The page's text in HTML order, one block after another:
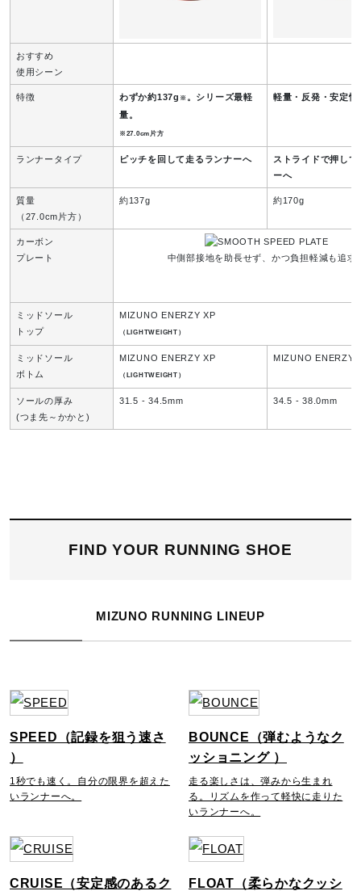
サステナビリティ
材料：
アッパー本体裏地のテキスタイルに90％以上のリサイクル
素材を使用。
発売シーズン
81：2026年秋冬
おすすめ
使用シーン
特徴 わずか約137g ※ 。シリーズ最軽
量。
※27.0cm片方
軽量・反発・安定性
ランナータイプ ピッチを回して走るランナーへ
ストライドで押して
ーへ
質量
（27.0cm片方）
約137g 約170g
カーボン
プレート
中側部接地を助長せず、かつ負担軽減も追求
ミッドソール
トップ
MIZUNO ENERZY XP
（LIGHTWEIGHT）
ミッドソール
ボトム
MIZUNO ENERZY XP
（LIGHTWEIGHT）
MIZUNO ENERZY
ソールの厚み
(つま先～かかと)
31.5 - 34.5mm 34.5 - 38.0mm
FIND YOUR RUNNING SHOE
MIZUNO RUNNING LINEUP
SPEED（記録を狙う速さ
）
1秒でも速く。自分の限界を超えた
いランナーへ。
BOUNCE（弾むようなク
ッショニング ）
走る楽しさは、弾みから生まれ
る。リズムを作って軽快に走りた
いランナーへ。
CRUISE（安定感のあるク
FLOAT（柔らかなクッシ